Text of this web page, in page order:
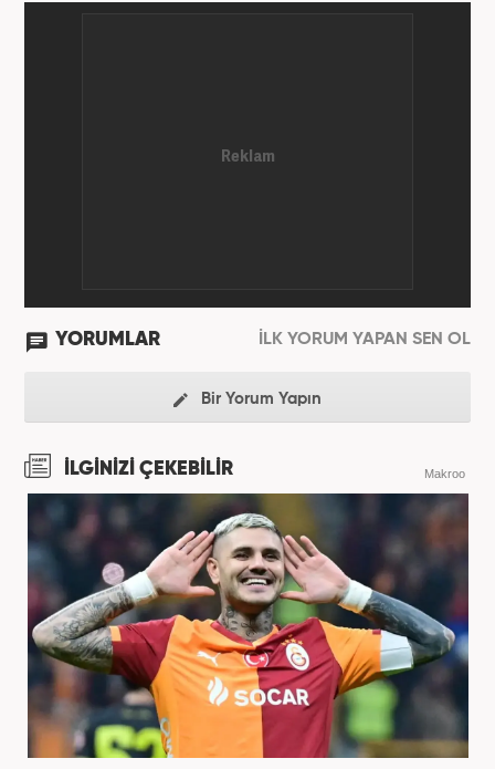
YORUMLAR İLK YORUM YAPAN SEN OL
Bir Yorum Yapın
İLGİNİZİ ÇEKEBİLİR Makroo